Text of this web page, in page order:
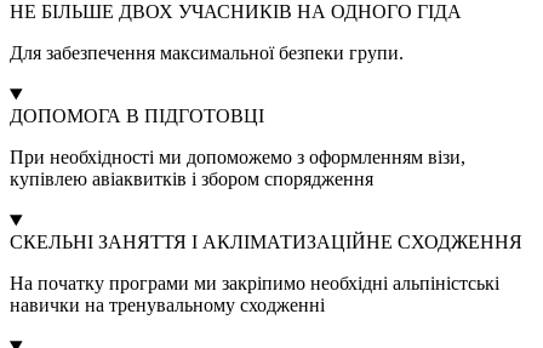
НЕ БІЛЬШЕ ДВОХ УЧАСНИКІВ НА ОДНОГО ГІДА
Для забезпечення максимальної безпеки групи.
ДОПОМОГА В ПІДГОТОВЦІ
При необхідності ми допоможемо з оформленням візи,
купівлею авіаквитків і збором спорядження
СКЕЛЬНІ ЗАНЯТТЯ І АКЛІМАТИЗАЦІЙНЕ СХОДЖЕННЯ
На початку програми ми закріпимо необхідні альпіністські
навички на тренувальному сходженні